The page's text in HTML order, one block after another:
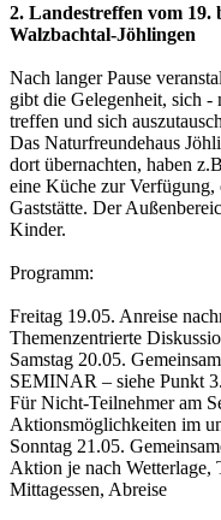
2. Landestreffen vom 19.
Walzbachtal-Jöhlingen
Nach langer Pause
gibt die Gelegenheit, sich
treffen und sich
Das Naturfreundehaus
dort übernachten, haben
eine Küche zur Verfügung,
Gaststätte. Der
Kinder.
Programm:
Freitag 19.05. Anreise
Themenzentrierte
Samstag 20.05.
SEMINAR – siehe Punkt 3.
Für Nicht-Teilnehmer am
Aktionsmöglichkeiten im
Sonntag 21.05.
Aktion je nach Wetterlage,
Mittagessen, Abreise